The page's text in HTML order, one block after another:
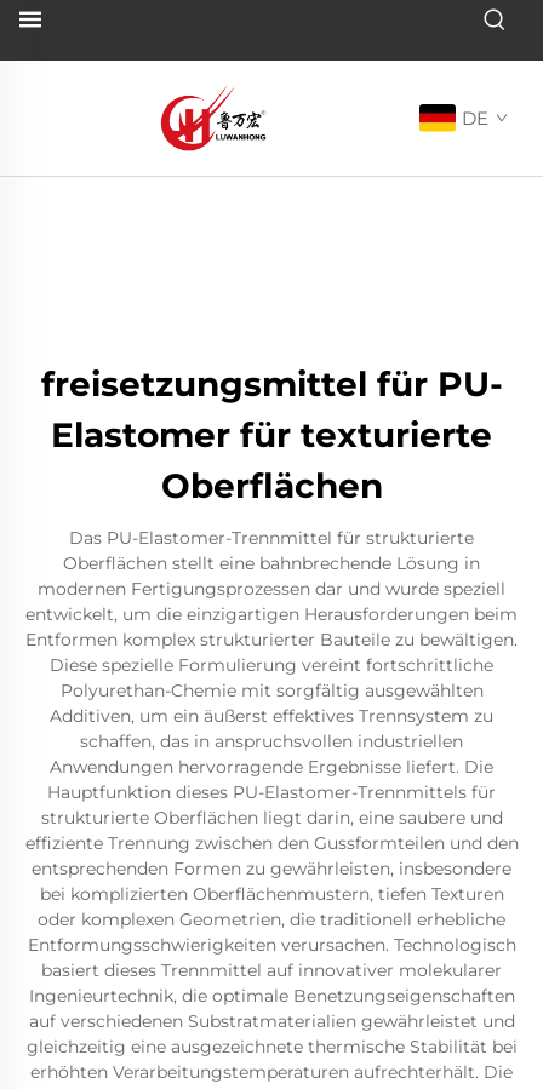
DE
freisetzungsmittel für PU-
Elastomer für texturierte
Oberflächen
Das PU-Elastomer-Trennmittel für strukturierte
Oberflächen stellt eine bahnbrechende Lösung in
modernen Fertigungsprozessen dar und wurde speziell
entwickelt, um die einzigartigen Herausforderungen beim
Entformen komplex strukturierter Bauteile zu bewältigen.
Diese spezielle Formulierung vereint fortschrittliche
Polyurethan-Chemie mit sorgfältig ausgewählten
Additiven, um ein äußerst effektives Trennsystem zu
schaffen, das in anspruchsvollen industriellen
Anwendungen hervorragende Ergebnisse liefert. Die
Hauptfunktion dieses PU-Elastomer-Trennmittels für
strukturierte Oberflächen liegt darin, eine saubere und
effiziente Trennung zwischen den Gussformteilen und den
entsprechenden Formen zu gewährleisten, insbesondere
bei komplizierten Oberflächenmustern, tiefen Texturen
oder komplexen Geometrien, die traditionell erhebliche
Entformungsschwierigkeiten verursachen. Technologisch
basiert dieses Trennmittel auf innovativer molekularer
Ingenieurtechnik, die optimale Benetzungseigenschaften
auf verschiedenen Substratmaterialien gewährleistet und
gleichzeitig eine ausgezeichnete thermische Stabilität bei
erhöhten Verarbeitungstemperaturen aufrechterhält. Die